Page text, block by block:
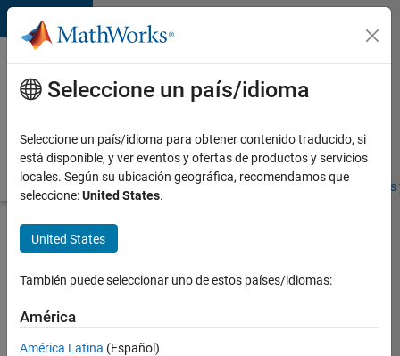
Saltar al contenido
Ofertas
de
empleo
MathWorks
Visión general Búsqueda de empleo Oficinas locales
Enviar
solicitud
Software
Engineer
Seleccione un país/idioma
Seleccione un país/idioma para obtener contenido traducido, si
está disponible, y ver eventos y ofertas de productos y servicios
locales. Según su ubicación geográfica, recomendamos que
seleccione:United States.
United States
También puede seleccionar uno de estos países/idiomas:
América
América Latina (Español)